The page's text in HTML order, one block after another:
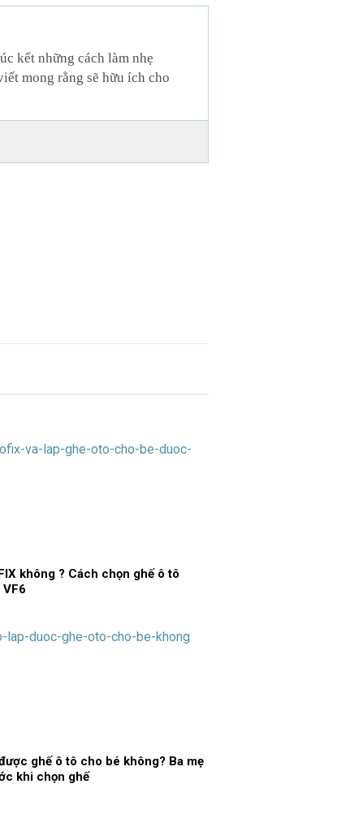
kết những cách làm nhẹ
mong rằng sẽ hữu ích cho
không ? Cách chọn ghế ô tô
ghế ô tô cho bé không? Ba mẹ
khi chọn ghế